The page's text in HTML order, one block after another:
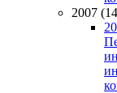
2007